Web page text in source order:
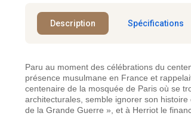
Description Spécifications
Paru au moment des célébrations du
présence musulmane en France et
centenaire de la mosquée de Paris où se
architecturales, semble ignorer son
de la Grande Guerre », et à Herriot le